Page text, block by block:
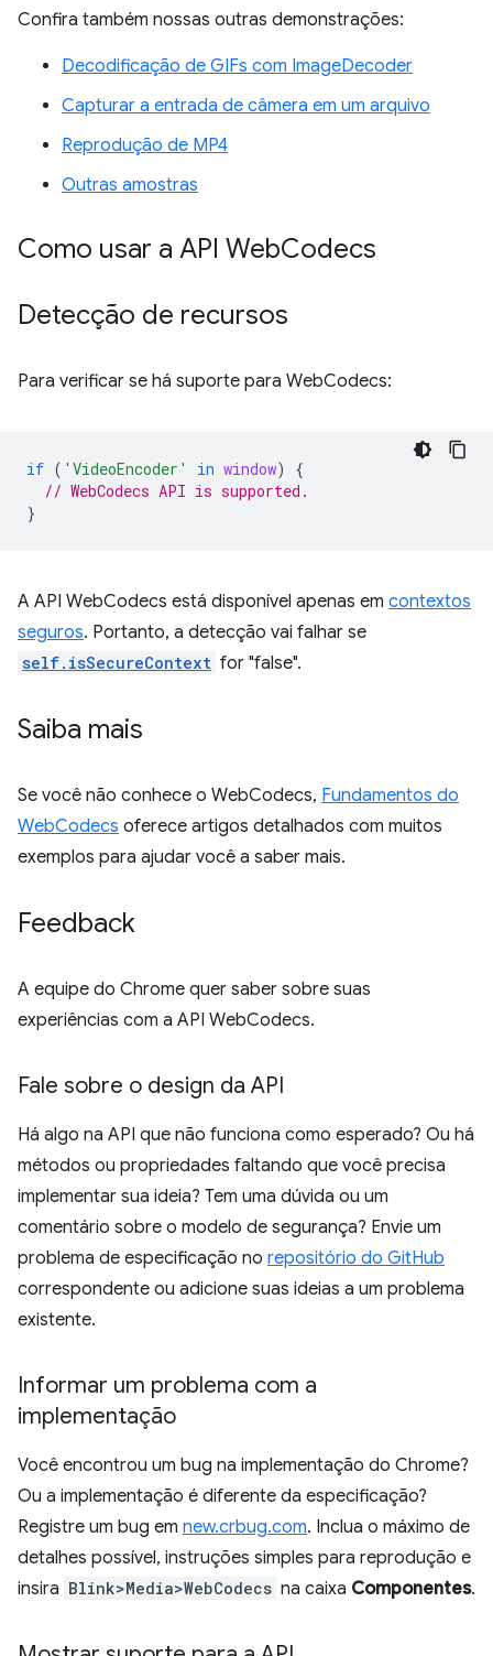
Confira também nossas outras demonstrações:
Decodificação de GIFs com ImageDecoder
Capturar a entrada de câmera em um arquivo
Reprodução de MP4
Outras amostras
Como usar a API WebCodecs
Detecção de recursos
Para verificar se há suporte para WebCodecs:
if ( 'VideoEncoder' in window)
{
// WebCodecs API is supported.
}
A API WebCodecs está disponível apenas em contextos
seguros. Portanto, a detecção vai falhar se
self.isSecureContext for "false".
Saiba mais
Se você não conhece o WebCodecs, Fundamentos do
WebCodecs oferece artigos detalhados com muitos
exemplos para ajudar você a saber mais.
Feedback
A equipe do Chrome quer saber sobre suas
experiências com a API WebCodecs.
Fale sobre o design da API
Há algo na API que não funciona como esperado? Ou há
métodos ou propriedades faltando que você precisa
implementar sua ideia? Tem uma dúvida ou um
comentário sobre o modelo de segurança? Envie um
problema de especificação no repositório do GitHub
correspondente ou adicione suas ideias a um problema
existente.
Informar um problema com a
implementação
Você encontrou um bug na implementação do Chrome?
Ou a implementação é diferente da especificação?
Registre um bug em new.crbug.com. Inclua o máximo de
detalhes possível, instruções simples para reprodução e
insira Blink>Media>WebCodecs na caixa Componentes.